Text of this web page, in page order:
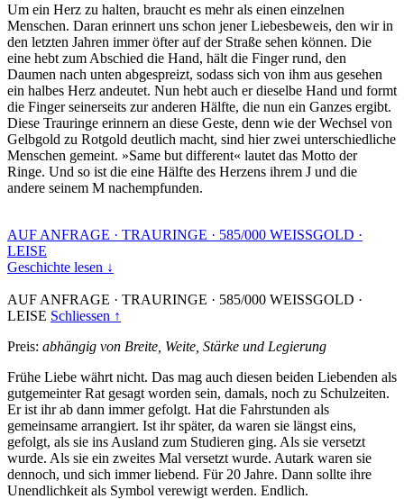
Um ein Herz zu halten, braucht es mehr als einen einzelnen
Menschen. Daran erinnert uns schon jener Liebesbeweis, den wir in
den letzten Jahren immer öfter auf der Straße sehen können. Die
eine hebt zum Abschied die Hand, hält die Finger rund, den
Daumen nach unten abgespreizt, sodass sich von ihm aus gesehen
ein halbes Herz andeutet. Nun hebt auch er dieselbe Hand und formt
die Finger seinerseits zur anderen Hälfte, die nun ein Ganzes ergibt.
Diese Trauringe erinnern an diese Geste, denn wie der Wechsel von
Gelbgold zu Rotgold deutlich macht, sind hier zwei unterschiedliche
Menschen gemeint. »Same but different« lautet das Motto der
Ringe. Und so ist die eine Hälfte des Herzens ihrem J und die
andere seinem M nachempfunden.
AUF ANFRAGE · TRAURINGE · 585/000 WEISSGOLD ·
LEISE
Geschichte lesen ↓
AUF ANFRAGE · TRAURINGE · 585/000 WEISSGOLD ·
LEISE Schliessen ↑
Preis: abhängig von Breite, Weite, Stärke und Legierung
Frühe Liebe währt nicht. Das mag auch diesen beiden Liebenden als
gutgemeinter Rat gesagt worden sein, damals, noch zu Schulzeiten.
Er ist ihr ab dann immer gefolgt. Hat die Fahrstunden als
gemeinsame arrangiert. Ist ihr später, da waren sie längst eins,
gefolgt, als sie ins Ausland zum Studieren ging. Als sie versetzt
wurde. Als sie ein zweites Mal versetzt wurde. Autark waren sie
dennoch, und sich immer liebend. Für 20 Jahre. Dann sollte ihre
Unendlichkeit als Symbol verewigt werden. Endlich.